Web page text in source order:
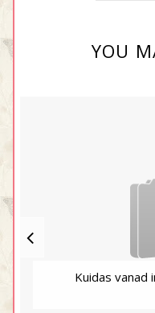
YOU
Kuidas vanad